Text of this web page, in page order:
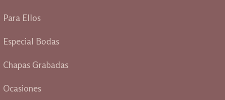
Para Ellos
Especial Bodas
Chapas Grabadas
Ocasiones